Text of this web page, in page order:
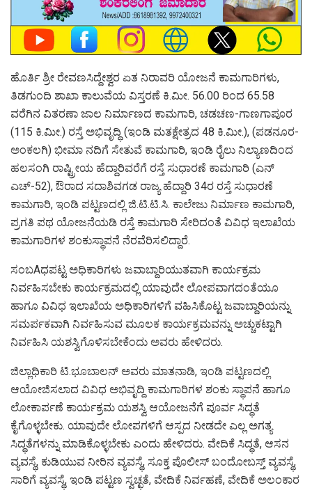
ಹೊರ್ತಿ ಶ್ರೀ ರೇವಣಸಿದ್ದೇಶ್ವರ ಏತ ನಿರಾವರಿ ಯೋಜನೆ ಕಾಮಗಾರಿಗಳು,
ತಿಡಗುಂದಿ ಶಾಖಾ ಕಾಲುವೆಯ ವಿಸ್ತರಣೆ ಕಿ.ಮೀ. 56.00 ರಿಂದ 65.58
ವರೆಗಿನ ವಿತರಣಾ ಜಾಲ ನಿರ್ಮಾಣದ ಕಾಮಗಾರಿ, ಚಡಚಣ-ಗಾಣಗಾಪೂರ
(115 ಕಿ.ಮೀ.) ರಸ್ತೆ ಅಭಿವೃದ್ಧಿ (ಇಂಡಿ ಮತಕ್ಷೇತ್ರದ 48 ಕಿ.ಮೀ.), (ಪಡನೂರ-
ಅಂಕಲಗಿ) ಭೀಮಾ ನದಿಗೆ ಸೇತುವೆ ಕಾಮಗಾರಿ, ಇಂಡಿ ರೈಲು ನಿಲ್ಯಾಣದಿಂದ
ಹಲಸಂಗಿ ರಾಷ್ಟ್ರೀಯ ಹೆದ್ದಾರಿವರೆಗೆ ರಸ್ತೆ ಸುಧಾರಣೆ ಕಾಮಗಾರಿ (ಎನ್
ಎಚ್-52), ಔರಾದ ಸದಾಶಿವಗಡ ರಾಜ್ಯ ಹೆದ್ದಾರಿ 34ರ ರಸ್ತೆ ಸುಧಾರಣೆ
ಕಾಮಗಾರಿ, ಇಂಡಿ ಪಟ್ಟಣದಲ್ಲಿ ಜಿ.ಟಿ.ಟಿ.ಸಿ. ಕಾಲೇಜು ನಿರ್ಮಾಣ ಕಾಮಗಾರಿ,
ಪ್ರಗತಿ ಪಥ ಯೋಜನೆಯಡಿ ರಸ್ತೆ ಕಾಮಗಾರಿ ಸೇರಿದಂತೆ ವಿವಿಧ ಇಲಾಖೆಯ
ಕಾಮಗಾರಿಗಳ ಶಂಕುಸ್ಥಾಪನೆ ನೆರವೆರಿಸಲಿದ್ದಾರೆ.
ಸಂಬAಧಪಟ್ಟ ಅಧಿಕಾರಿಗಳು ಜವಾಬ್ದಾರಿಯುತವಾಗಿ ಕಾರ್ಯಕ್ರಮ
ನಿರ್ವಹಿಸಬೇಕು ಕಾರ್ಯಕ್ರಮದಲ್ಲಿ ಯಾವುದೇ ಲೋಪವಾಗದಂತೆಯೂ
ಹಾಗೂ ವಿವಿಧ ಇಲಾಖೆಯ ಅಧಿಕಾರಿಗಳಿಗೆ ವಹಿಸಿಕೊಟ್ಟ ಜವಾಬ್ದಾರಿಯನ್ನು
ಸಮರ್ಪಕವಾಗಿ ನಿರ್ವಹಿಸುವ ಮೂಲಕ ಕಾರ್ಯಕ್ರಮವನ್ನು ಅಚ್ಚುಕಟ್ಟಾಗಿ
ನಿರ್ವಹಿಸಿ ಯಶಸ್ವಿಗೊಳಿಸಬೇಕೆಂದು ಅವರು ಹೇಳಿದರು.
ಜಿಲ್ಲಾಧಿಕಾರಿ ಟಿ.ಭೂಬಾಲನ್ ಅವರು ಮಾತನಾಡಿ, ಇಂಡಿ ಪಟ್ಟಣದಲ್ಲಿ
ಆಯೋಜಿಸಲಾದ ವಿವಿಧ ಅಭಿವೃದ್ದಿ ಕಾಮಗಾರಿಗಳ ಶಂಕು ಸ್ಥಾಪನೆ ಹಾಗೂ
ಲೋಕಾರ್ಪಣೆ ಕಾರ್ಯಕ್ರಮ ಯಶಸ್ವಿ ಆಯೋಜನೆಗೆ ಪೂರ್ವ ಸಿದ್ಧತೆ
ಕೈಗೊಳ್ಳಬೇಕು. ಯಾವುದೇ ಲೋಪಗಳಿಗೆ ಆಸ್ಪದ ನೀಡದೇ ಎಲ್ಲ ಅಗತ್ಯ
ಸಿದ್ಧತೆಗಳನ್ನು ಮಾಡಿಕೊಳ್ಳಬೇಕು ಎಂದು ಹೇಳಿದರು. ವೇದಿಕೆ ಸಿದ್ಧತೆ, ಆಸನ
ವ್ಯವಸ್ಥೆ, ಕುಡಿಯುವ ನೀರಿನ ವ್ಯವಸ್ಥೆ, ಸೂಕ್ತ ಪೊಲೀಸ್ ಬಂದೋಬಸ್ತ್ ವ್ಯವಸ್ಥೆ,
ಸಾರಿಗೆ ವ್ಯವಸ್ಥೆ, ಇಂಡಿ ಪಟ್ಟಣ ಸ್ವಚ್ಛತೆ, ವೇದಿಕೆ ನಿರ್ವಹಣೆ, ವೇದಿಕೆ ಅಲಂಕಾರ